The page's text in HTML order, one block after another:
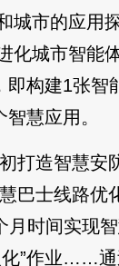
城市的应用
化城市智能
即构建1张智
慧应用。
打造智慧安
巴士线路优
月时间实现
”作业……通